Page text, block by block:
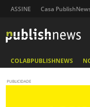
ASSINE Casa
COLABPUBLISHNEWS
PUBLICIDADE